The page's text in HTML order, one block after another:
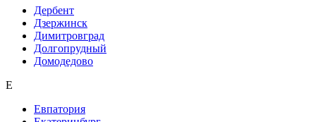
Дербент
Дзержинск
Димитровград
Долгопрудный
Домодедово
Е
Евпатория